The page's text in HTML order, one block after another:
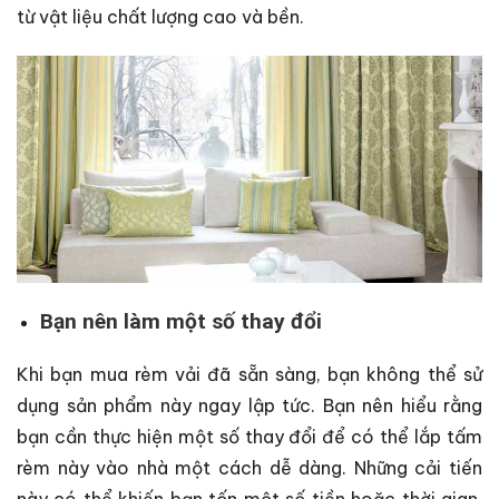
từ vật liệu chất lượng cao và bền.
Bạn nên làm một số thay đổi
Khi bạn mua rèm vải đã sẵn sàng, bạn không thể sử
dụng sản phẩm này ngay lập tức. Bạn nên hiểu rằng
bạn cần thực hiện một số thay đổi để có thể lắp tấm
rèm này vào nhà một cách dễ dàng. Những cải tiến